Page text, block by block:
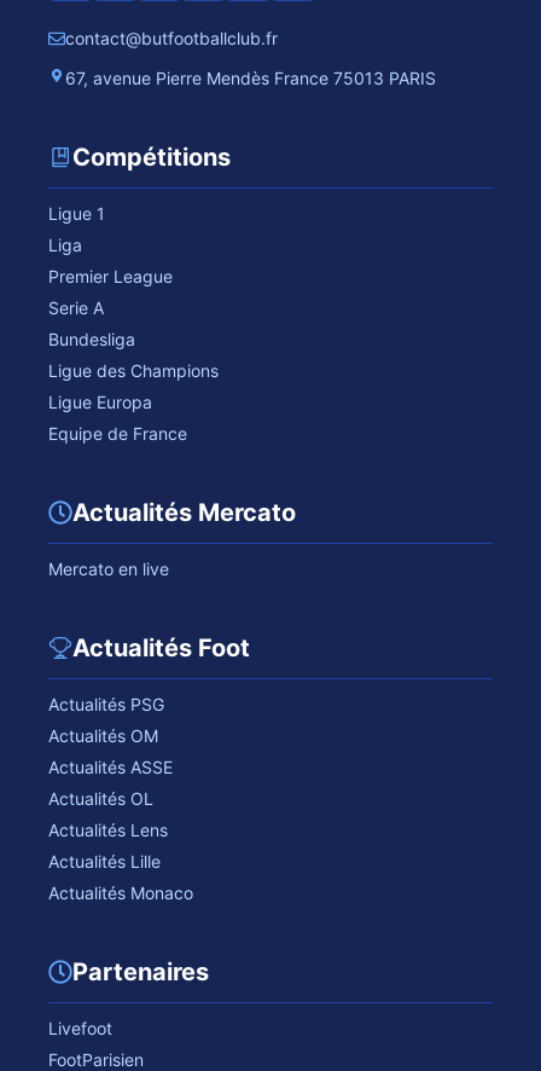
contact@butfootballclub.fr
67, avenue Pierre Mendès France 75013 PARIS
Compétitions
Ligue 1
Liga
Premier League
Serie A
Bundesliga
Ligue des Champions
Ligue Europa
Equipe de France
Actualités Mercato
Mercato en live
Actualités Foot
Actualités PSG
Actualités OM
Actualités ASSE
Actualités OL
Actualités Lens
Actualités Lille
Actualités Monaco
Partenaires
Livefoot
FootParisien